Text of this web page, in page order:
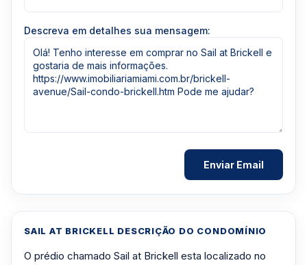
SAIL AT BRICKELL DESCRIÇÃO DO CONDOMÍNIO
O prédio chamado Sail at Brickell esta localizado no
Descreva em detalhes sua mensagem: